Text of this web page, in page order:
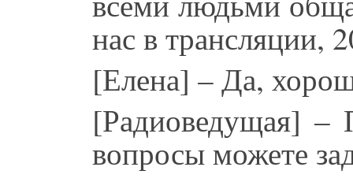
нас в трансляции,
[Елена] – Да,
[Радиоведущая] –
вопросы можете